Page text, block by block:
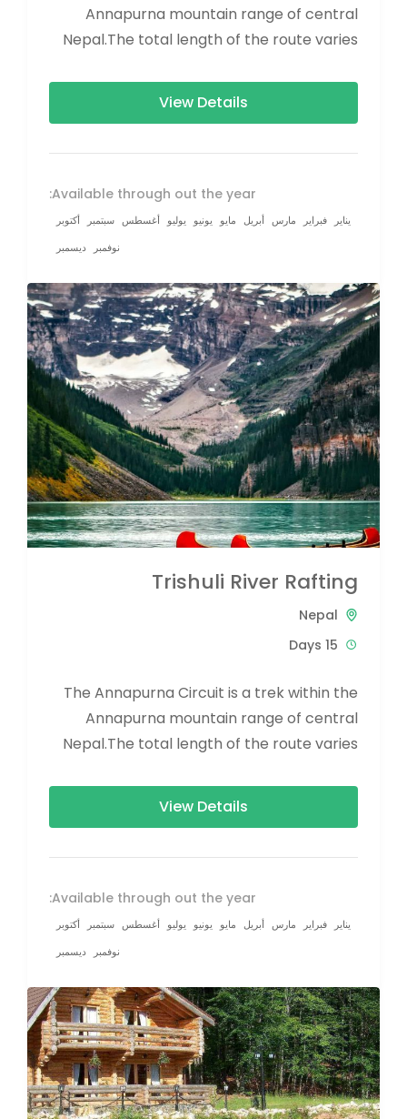
Annapurna mountain range of central
Nepal.The total length of the route varies
View Details
Available through out the year:
يناير فبراير مارس أبريل مايو يونيو يوليو أغسطس سبتمبر
أكتوبر
نوفمبر
ديسمبر
Trishuli River Rafting
Nepal
15 Days
The Annapurna Circuit is a trek within the
Annapurna mountain range of central
Nepal.The total length of the route varies
View Details
Available through out the year:
يناير فبراير مارس أبريل مايو يونيو يوليو أغسطس سبتمبر
أكتوبر
نوفمبر
ديسمبر